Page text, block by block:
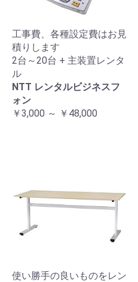
工事費、各種設定費はお見
積りします
2台～20台 + 主装置レンタ
ル
NTT レンタルビジネスフ
ォン
￥3,000 ～ ￥48,000
使い勝手の良いものをレン